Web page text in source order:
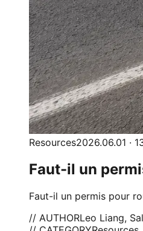
Resources2026.06.01 ·
Faut-il un
Faut-il un permis pour
// AUTHORLeo Liang,